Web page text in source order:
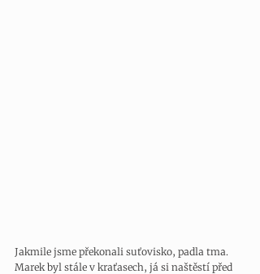
Jakmile jsme překonali suťovisko, padla tma.
Marek byl stále v kraťasech, já si naštěstí před